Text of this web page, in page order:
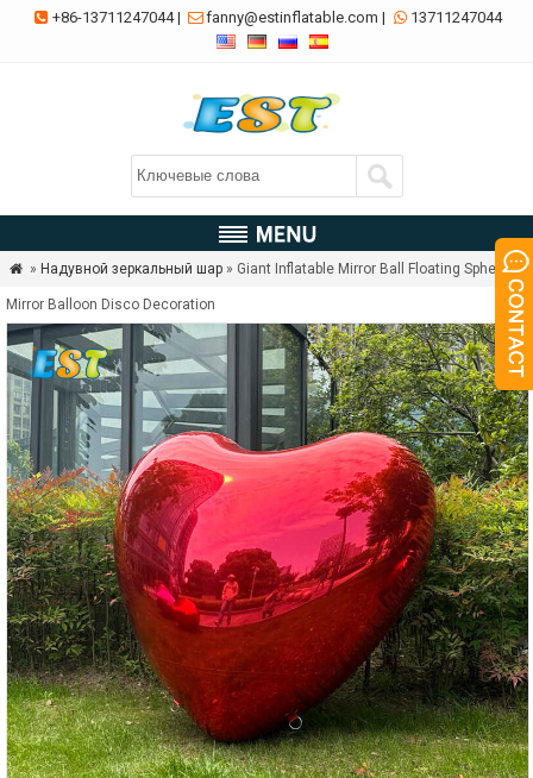
 +86-13711247044| fanny@estinflatable.com |  13711247044
 » Надувной зеркальный шар » Giant Inflatable Mirror Ball Floating Sphere
Mirror Balloon Disco Decoration